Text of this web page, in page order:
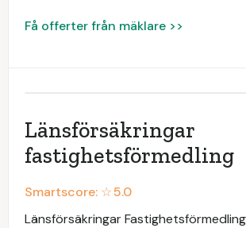
Få offerter från mäklare >>
Länsförsäkringar
fastighetsförmedling
Smartscore: ☆5.0
Länsförsäkringar